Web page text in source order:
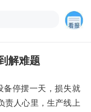
解难题
停摆一天，损失就
责人心里，生产线上